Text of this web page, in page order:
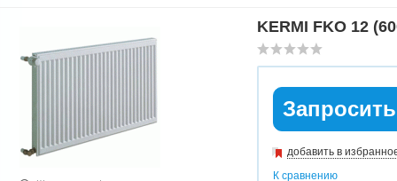
KERMI FKO 12
добавить в
К сравнению